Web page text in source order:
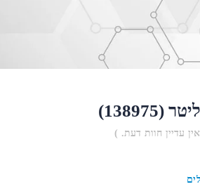
עדיין חוות דעת. )